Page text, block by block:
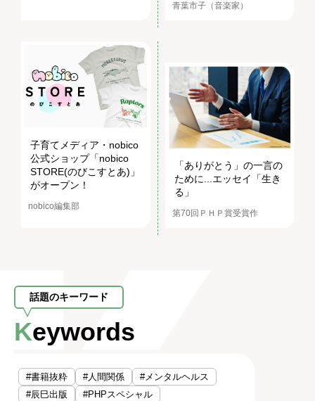
青葉市子（音楽家）
子育てメディア・nobico
公式ショップ「nobico
STORE(のびこすとあ)」
がオープン！
nobico編集部
「ありがとう」の一言の
ために...エッセイ「生き
る」
第70回ＰＨＰ賞受賞作
話題のキーワード
Keywords
#書籍抜粋 #人間関係
#メンタルヘルス
#辰巳出版
#PHPスペシャル